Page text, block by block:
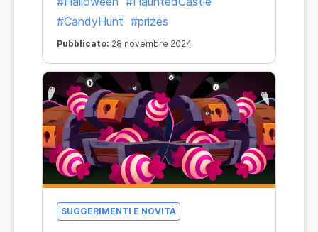
#CandyHunt #prizes
Pubblicato: 28 novembre 2024
SUGGERIMENTI E NOVITÀ